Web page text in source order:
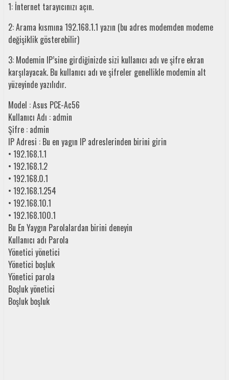
1: İnternet tarayıcınızı açın.
2: Arama kısmına 192.168.1.1 yazın (bu adres modemden modeme
değişiklik gösterebilir)
3: Modemin IP’sine girdiğinizde sizi kullanıcı adı ve şifre ekran
karşılayacak. Bu kullanıcı adı ve şifreler genellikle modemin alt
yüzeyinde yazılıdır.
Model : Asus PCE-Ac56
Kullanıcı Adı : admin
Şifre : admin
IP Adresi : Bu en yagın IP adreslerinden birini girin
• 192.168.1.1
• 192.168.1.2
• 192.168.0.1
• 192.168.1.254
• 192.168.10.1
• 192.168.100.1
Bu En Yaygın Parolalardan birini deneyin
Kullanıcı adı Parola
Yönetici yönetici
Yönetici boşluk
Yönetici parola
Boşluk yönetici
Boşluk boşluk